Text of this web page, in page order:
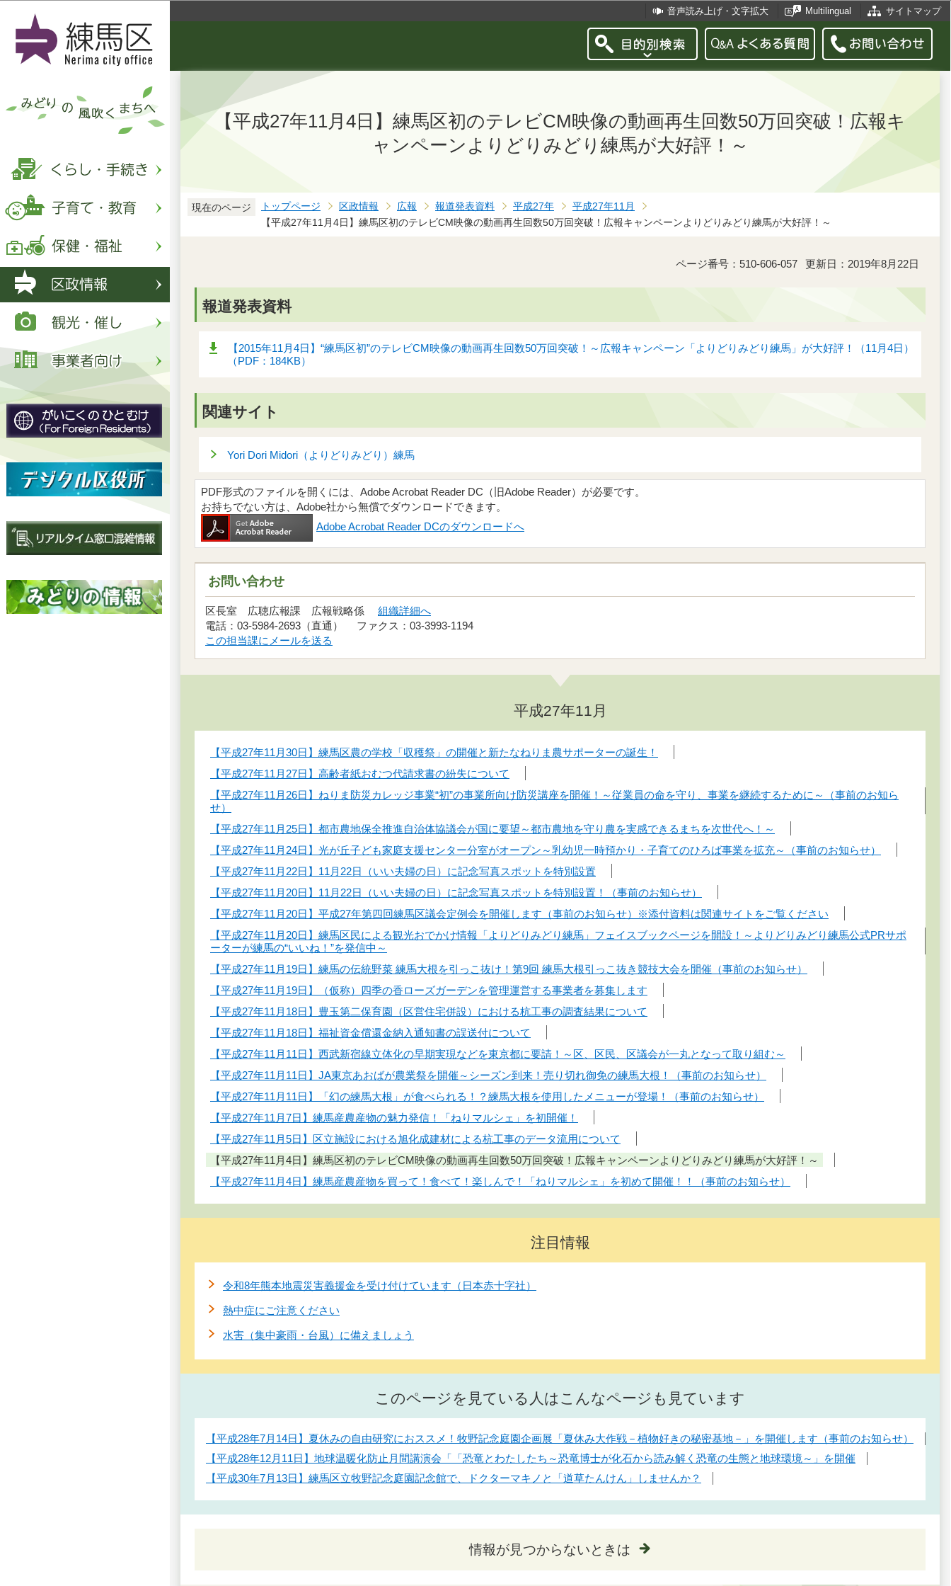
音声読み上げ・文字拡大 Multilingual サイトマップ
【平成27年11月4日】練馬区初のテレビCM映像の動画再生回数50万回突破！広報キ
ャンペーンよりどりみどり練馬が大好評！～
現在のページ トップページ 区政情報 広報 報道発表資料 平成27年
平成27年11月
【平成27年11月4日】練馬区初のテレビCM映像の動画再生回数50万回突破！広報キャンペーンよりどりみどり練馬が大好評！～
ページ番号：510-606-057 更新日：2019年8月22日
報道発表資料
【2015年11月4日】“練馬区初”のテレビCM映像の動画再生回数50万回突破！～広報キャンペーン「よりどりみどり練馬」が大好評！（11月4日）
（PDF：184KB）
関連サイト
Yori Dori Midori（よりどりみどり）練馬
PDF形式のファイルを開くには、Adobe Acrobat Reader DC（旧Adobe Reader）が必要です。
お持ちでない方は、Adobe社から無償でダウンロードできます。
Adobe Acrobat Reader DCのダウンロードへ
お問い合わせ
区長室 広聴広報課 広報戦略係 組織詳細へ
電話：03-5984-2693（直通） ファクス：03-3993-1194
この担当課にメールを送る
平成27年11月
【平成27年11月30日】練馬区農の学校「収穫祭」の開催と新たなねりま農サポーターの誕生！
【平成27年11月27日】高齢者紙おむつ代請求書の紛失について
【平成27年11月26日】ねりま防災カレッジ事業“初”の事業所向け防災講座を開催！～従業員の命を守り、事業を継続するために～（事前のお知ら
せ）
【平成27年11月25日】都市農地保全推進自治体協議会が国に要望～都市農地を守り農を実感できるまちを次世代へ！～
【平成27年11月24日】光が丘子ども家庭支援センター分室がオープン～乳幼児一時預かり・子育てのひろば事業を拡充～（事前のお知らせ）
【平成27年11月22日】11月22日（いい夫婦の日）に記念写真スポットを特別設置
【平成27年11月20日】11月22日（いい夫婦の日）に記念写真スポットを特別設置！（事前のお知らせ）
【平成27年11月20日】平成27年第四回練馬区議会定例会を開催します（事前のお知らせ）※添付資料は関連サイトをご覧ください
【平成27年11月20日】練馬区民による観光おでかけ情報「よりどりみどり練馬」フェイスブックページを開設！～よりどりみどり練馬公式PRサポ
ーターが練馬の“いいね！”を発信中～
【平成27年11月19日】練馬の伝統野菜 練馬大根を引っこ抜け！第9回 練馬大根引っこ抜き競技大会を開催（事前のお知らせ）
【平成27年11月19日】（仮称）四季の香ローズガーデンを管理運営する事業者を募集します
【平成27年11月18日】豊玉第二保育園（区営住宅併設）における杭工事の調査結果について
【平成27年11月18日】福祉資金償還金納入通知書の誤送付について
【平成27年11月11日】西武新宿線立体化の早期実現などを東京都に要請！～区、区民、区議会が一丸となって取り組む～
【平成27年11月11日】JA東京あおばが農業祭を開催～シーズン到来！売り切れ御免の練馬大根！（事前のお知らせ）
【平成27年11月11日】「幻の練馬大根」が食べられる！？練馬大根を使用したメニューが登場！（事前のお知らせ）
【平成27年11月7日】練馬産農産物の魅力発信！「ねりマルシェ」を初開催！
【平成27年11月5日】区立施設における旭化成建材による杭工事のデータ流用について
【平成27年11月4日】練馬区初のテレビCM映像の動画再生回数50万回突破！広報キャンペーンよりどりみどり練馬が大好評！～
【平成27年11月4日】練馬産農産物を買って！食べて！楽しんで！「ねりマルシェ」を初めて開催！！（事前のお知らせ）
注目情報
令和8年熊本地震災害義援金を受け付けています（日本赤十字社）
熱中症にご注意ください
水害（集中豪雨・台風）に備えましょう
このページを見ている人はこんなページも見ています
【平成28年7月14日】夏休みの自由研究におススメ！牧野記念庭園企画展「夏休み大作戦－植物好きの秘密基地－」を開催します（事前のお知らせ）
【平成28年12月11日】地球温暖化防止月間講演会「「恐竜とわたしたち～恐竜博士が化石から読み解く恐竜の生態と地球環境～」を開催
【平成30年7月13日】練馬区立牧野記念庭園記念館で、ドクターマキノと「道草たんけん」しませんか？
情報が見つからないときは